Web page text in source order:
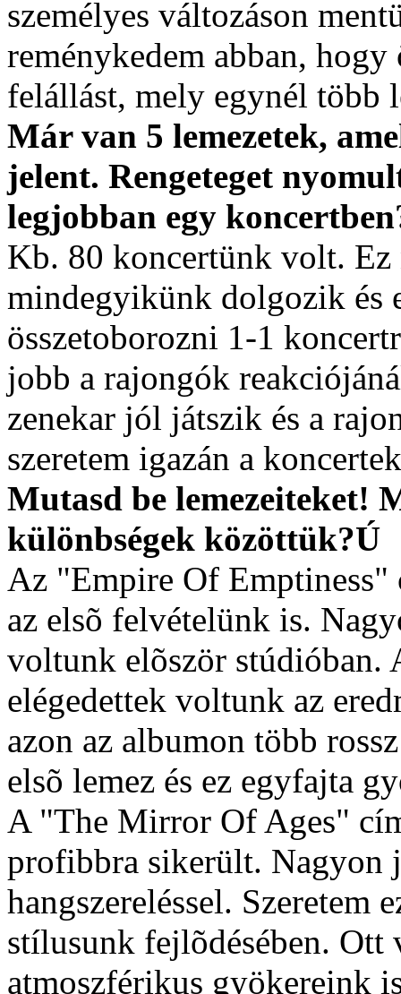
személyes változáson
reménykedem abban,
felállást, mely egynél több
Már van 5 lemezetek,
jelent. Rengeteget
legjobban egy
Kb. 80 koncertünk volt. Ez
mindegyikünk dolgozik és
összetoborozni 1-1
jobb a rajongók
zenekar jól játszik és a
szeretem igazán a
Mutasd be lemezeiteket!
különbségek közöttük?Ú
Az "Empire Of Emptiness"
az elsõ felvételünk is.
voltunk elõször stúdióban.
elégedettek voltunk az
azon az albumon több
elsõ lemez és ez egyfajta
A "The Mirror Of Ages"
profibbra sikerült. Nagyon
hangszereléssel. Szeretem
stílusunk fejlõdésében. Ott
atmoszférikus gyökereink